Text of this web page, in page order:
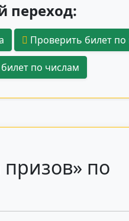
переход:
Проверить билет
по числам
по